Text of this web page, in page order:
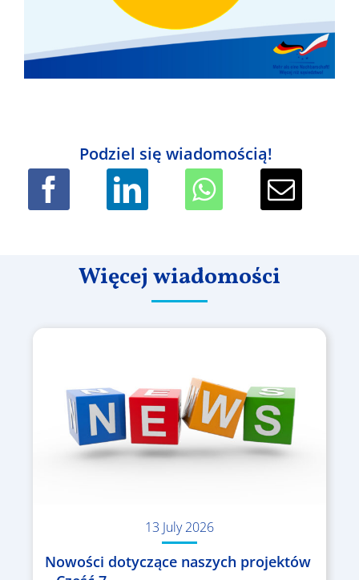
Podziel się wiadomością!
Więcej wiadomości
13 July 2026
Nowości dotyczące naszych projektów